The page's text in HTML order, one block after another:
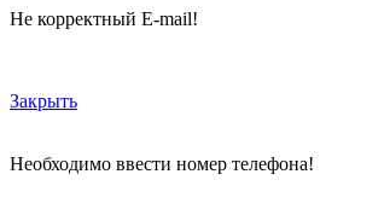
Не корректный E-mail!
Закрыть
Необходимо ввести номер телефона!